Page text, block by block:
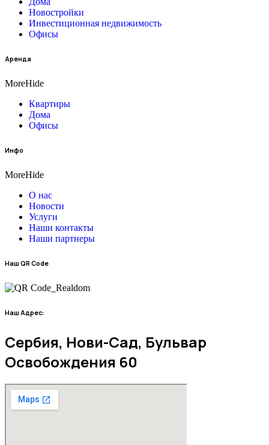
Новостройки
Инвестиционная недвижимость
Офисы
Аренда
MoreHide
Квартиры
Дома
Офисы
Инфо
MoreHide
О нас
Новости
Услуги
Наши контакты
Наши партнеры
Наш QR Code
Наш Адрес:
Сербия, Нови-Сад, Бульвар
Освобождения 60